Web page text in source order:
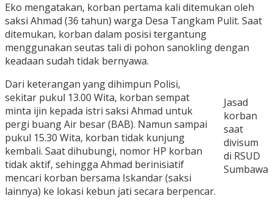
Eko mengatakan, korban pertama kali ditemukan oleh
saksi Ahmad (36 tahun) warga Desa Tangkam Pulit. Saat
ditemukan, korban dalam posisi tergantung
menggunakan seutas tali di pohon sanokling dengan
keadaan sudah tidak bernyawa.
Jasad
korban
saat
divisum
di RSUD
Sumbawa
Dari keterangan yang dihimpun Polisi,
sekitar pukul 13.00 Wita, korban sempat
minta ijin kepada istri saksi Ahmad untuk
pergi buang Air besar (BAB). Namun sampai
pukul 15.30 Wita, korban tidak kunjung
kembali. Saat dihubungi, nomor HP korban
tidak aktif, sehingga Ahmad berinisiatif
mencari korban bersama Iskandar (saksi
lainnya) ke lokasi kebun jati secara berpencar.